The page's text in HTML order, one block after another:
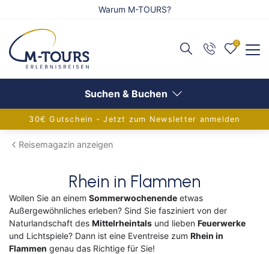
Warum M-TOURS?
0
Suchen & Buchen
30€ Gutschein - Jetzt zum Newsletter anmelden
Zurück
Reiseangebote anzeigen
Alleinreisende
Aktivreisen
Eventreisen
Zurück
Flug anzeigen
Griechenland
Europa
Frankreich
Zurück
Schiff anzeigen
AIDA Verlockung der Woche
Flusskreuzfahrten
Adventskreuzfahrt
Reisemagazin anzeigen
Rhein in Flammen
Wollen Sie an einem Sommerwochenende etwas
Außergewöhnliches erleben? Sind Sie fasziniert von der
Naturlandschaft des Mittelrheintals und lieben Feuerwerke
und Lichtspiele? Dann ist eine Eventreise zum Rhein in
Flammen genau das Richtige für Sie!